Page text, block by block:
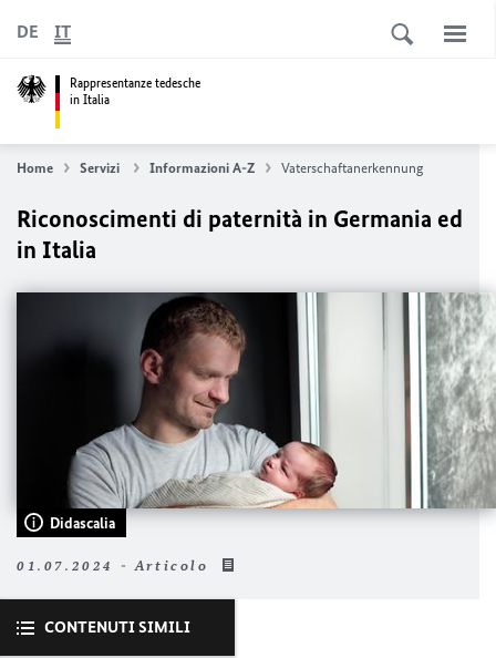
Rappresentanze tedesche
in Italia
DE IT
Home Servizi Informazioni A-Z Vaterschaftanerkennung
Riconoscimenti di paternità in Germania ed
in Italia
Didascalia
01.07.2024 - Articolo
CONTENUTI SIMILI